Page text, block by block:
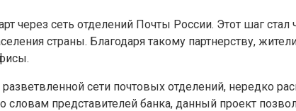
через сеть отделений Почты России. Этот шаг стал
страны. Благодаря такому партнерству,
сети почтовых отделений, нередко
представителей банка, данный проект